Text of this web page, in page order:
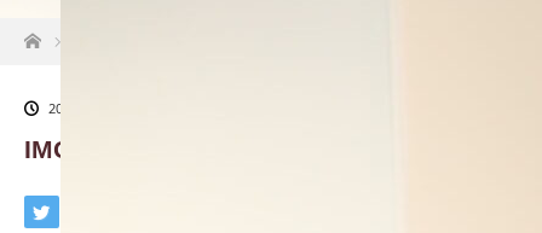
ホーム
2021.03.10
IMG_0305